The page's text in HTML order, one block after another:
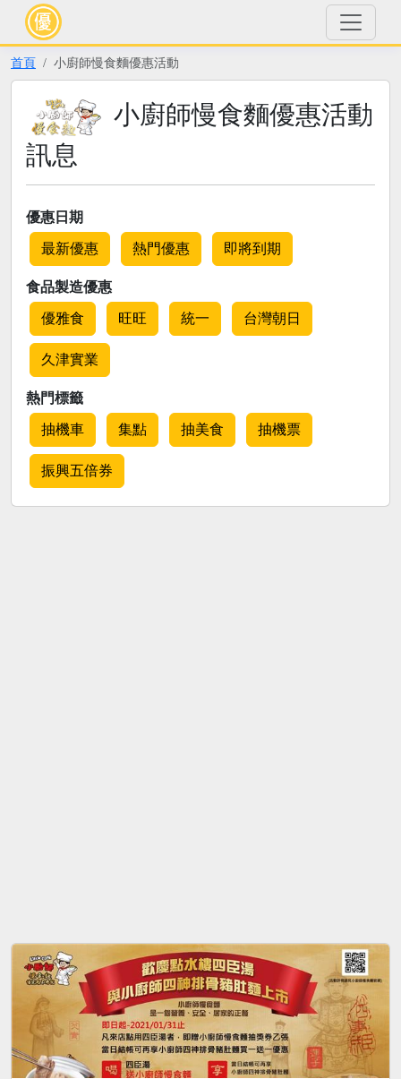
首頁 小廚師慢食麵優惠活動
小廚師慢食麵優惠活動
訊息
優惠日期
最新優惠 熱門優惠 即將到期
食品製造優惠
優雅食 旺旺 統一 台灣朝日
久津實業
熱門標籤
抽機車 集點 抽美食 抽機票
振興五倍券